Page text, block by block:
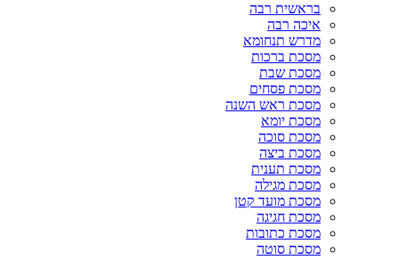
בראשית רבה
איכה רבה
מדרש תנחומא
מסכת ברכות
מסכת שבת
מסכת פסחים
מסכת ראש השנה
מסכת יומא
מסכת סוכה
מסכת ביצה
מסכת תענית
מסכת מגילה
מסכת מועד קטן
מסכת חגיגה
מסכת כתובות
מסכת סוטה